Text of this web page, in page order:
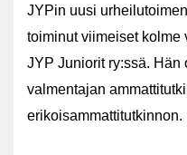
JYPin uusi
toiminut viimeiset kolme
JYP Juniorit ry:ssä. Hän
valmentajan
erikoisammattitutkinnon.